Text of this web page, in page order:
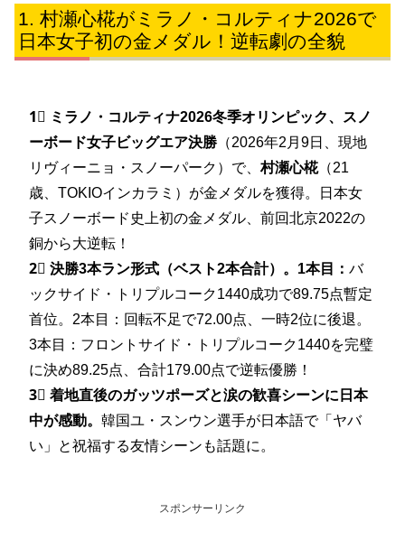
村瀬心椛がミラノ・コルティナ2026で
日本女子初の金メダル！逆転劇の全貌
1⃣ ミラノ・コルティナ2026冬季オリンピック、スノ
ーボード女子ビッグエア決勝 （2026年2月9日、現地
リヴィーニョ・スノーパーク）で、村瀬心椛（21
歳、TOKIOインカラミ）が金メダルを獲得。日本女
子スノーボード史上初の金メダル、前回北京2022の
銅から大逆転！
2⃣ 決勝3本ラン形式（ベスト2本合計）。1本目： バ
ックサイド・トリプルコーク1440成功で89.75点暫定
首位。2本目：回転不足で72.00点、一時2位に後退。
3本目：フロントサイド・トリプルコーク1440を完璧
に決め89.25点、合計179.00点で逆転優勝！
3⃣ 着地直後のガッツポーズと涙の歓喜シーンに日本
中が感動。 韓国ユ・スンウン選手が日本語で「ヤバ
い」と祝福する友情シーンも話題に。
スポンサーリンク